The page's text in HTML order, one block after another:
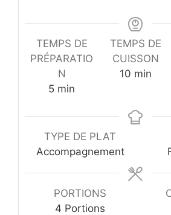
TEMPS DE
PRÉPARATIO
N
5minutes
min
TEMPS DE
CUISSON
10minutes
min
TYPE DE PLAT
Accompagnement
PORTIONS
4 Portions